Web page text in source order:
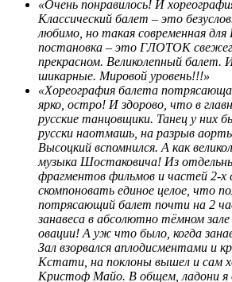
«Очень понравилось! И
Классический балет – это
любимо, но такая современная для
постановка – это ГЛОТОК
прекрасном. Великолепный балет.
шикарные. Мировой уровень!!!»
«Хореография балета
ярко, остро! И здорово, что в
русские танцовщики. Танец у них
русски наотмашь, на разрыв
Высоцкий вспомнился. А как
музыка Шостаковича! Из
фрагментов фильмов и частей 2-
скомпоновать единое целое, что
потрясающий балет почти на 2
занавеса в абсолютно тёмном
овации! А уж что было, когда
Зал взорвался аплодисментами и
Кстати, на поклоны вышел и сам
Кристоф Майо. В общем, ладони я